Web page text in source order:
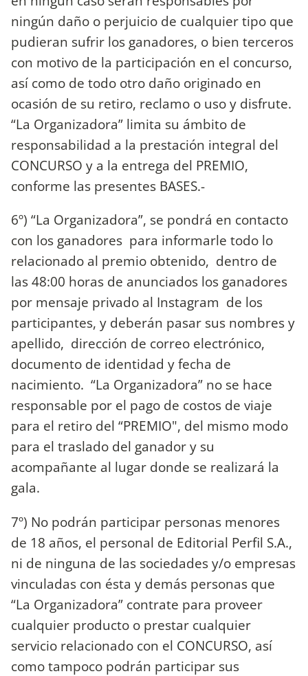
ningún daño o perjuicio de cualquier tipo que
pudieran sufrir los ganadores, o bien terceros
con motivo de la participación en el concurso,
así como de todo otro daño originado en
ocasión de su retiro, reclamo o uso y disfrute.
“La Organizadora” limita su ámbito de
responsabilidad a la prestación integral del
CONCURSO y a la entrega del PREMIO,
conforme las presentes BASES.-
6º) “La Organizadora”, se pondrá en contacto
con los ganadores para informarle todo lo
relacionado al premio obtenido, dentro de
las 48:00 horas de anunciados los ganadores
por mensaje privado al Instagram de los
participantes, y deberán pasar sus nombres y
apellido, dirección de correo electrónico,
documento de identidad y fecha de
nacimiento. “La Organizadora” no se hace
responsable por el pago de costos de viaje
para el retiro del “PREMIO", del mismo modo
para el traslado del ganador y su
acompañante al lugar donde se realizará la
gala.
7º) No podrán participar personas menores
de 18 años, el personal de Editorial Perfil S.A.,
ni de ninguna de las sociedades y/o empresas
vinculadas con ésta y demás personas que
“La Organizadora” contrate para proveer
cualquier producto o prestar cualquier
servicio relacionado con el CONCURSO, así
como tampoco podrán participar sus